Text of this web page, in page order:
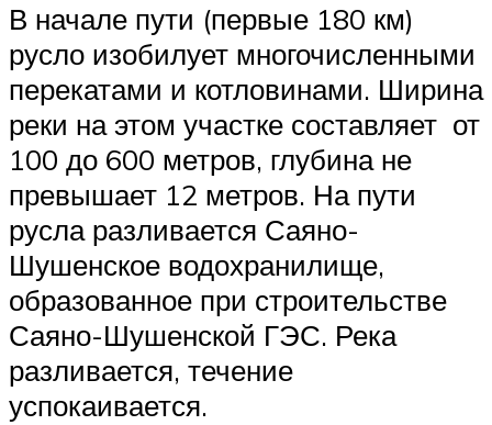
В начале пути (первые 180 км)
русло изобилует многочисленными
перекатами и котловинами. Ширина
реки на этом участке составляет от
100 до 600 метров, глубина не
превышает 12 метров. На пути
русла разливается Саяно-
Шушенское водохранилище,
образованное при строительстве
Саяно-Шушенской ГЭС. Река
разливается, течение
успокаивается.